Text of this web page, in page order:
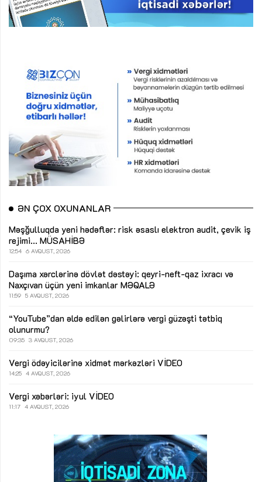
ƏN ÇOX OXUNANLAR
Məşğulluqda yeni hədəflər: risk əsaslı elektron audit, çevik iş
rejimi... MÜSAHİBƏ
12:54 6 AVQUST, 2026
Daşıma xərclərinə dövlət dəstəyi: qeyri-neft-qaz ixracı və
Naxçıvan üçün yeni imkanlar MƏQALƏ
11:59 5 AVQUST, 2026
“YouTube”dan əldə edilən gəlirlərə vergi güzəşti tətbiq
olunurmu?
09:35 3 AVQUST, 2026
Vergi ödəyicilərinə xidmət mərkəzləri VİDEO
14:25 4 AVQUST, 2026
Vergi xəbərləri: iyul VİDEO
11:17 4 AVQUST, 2026